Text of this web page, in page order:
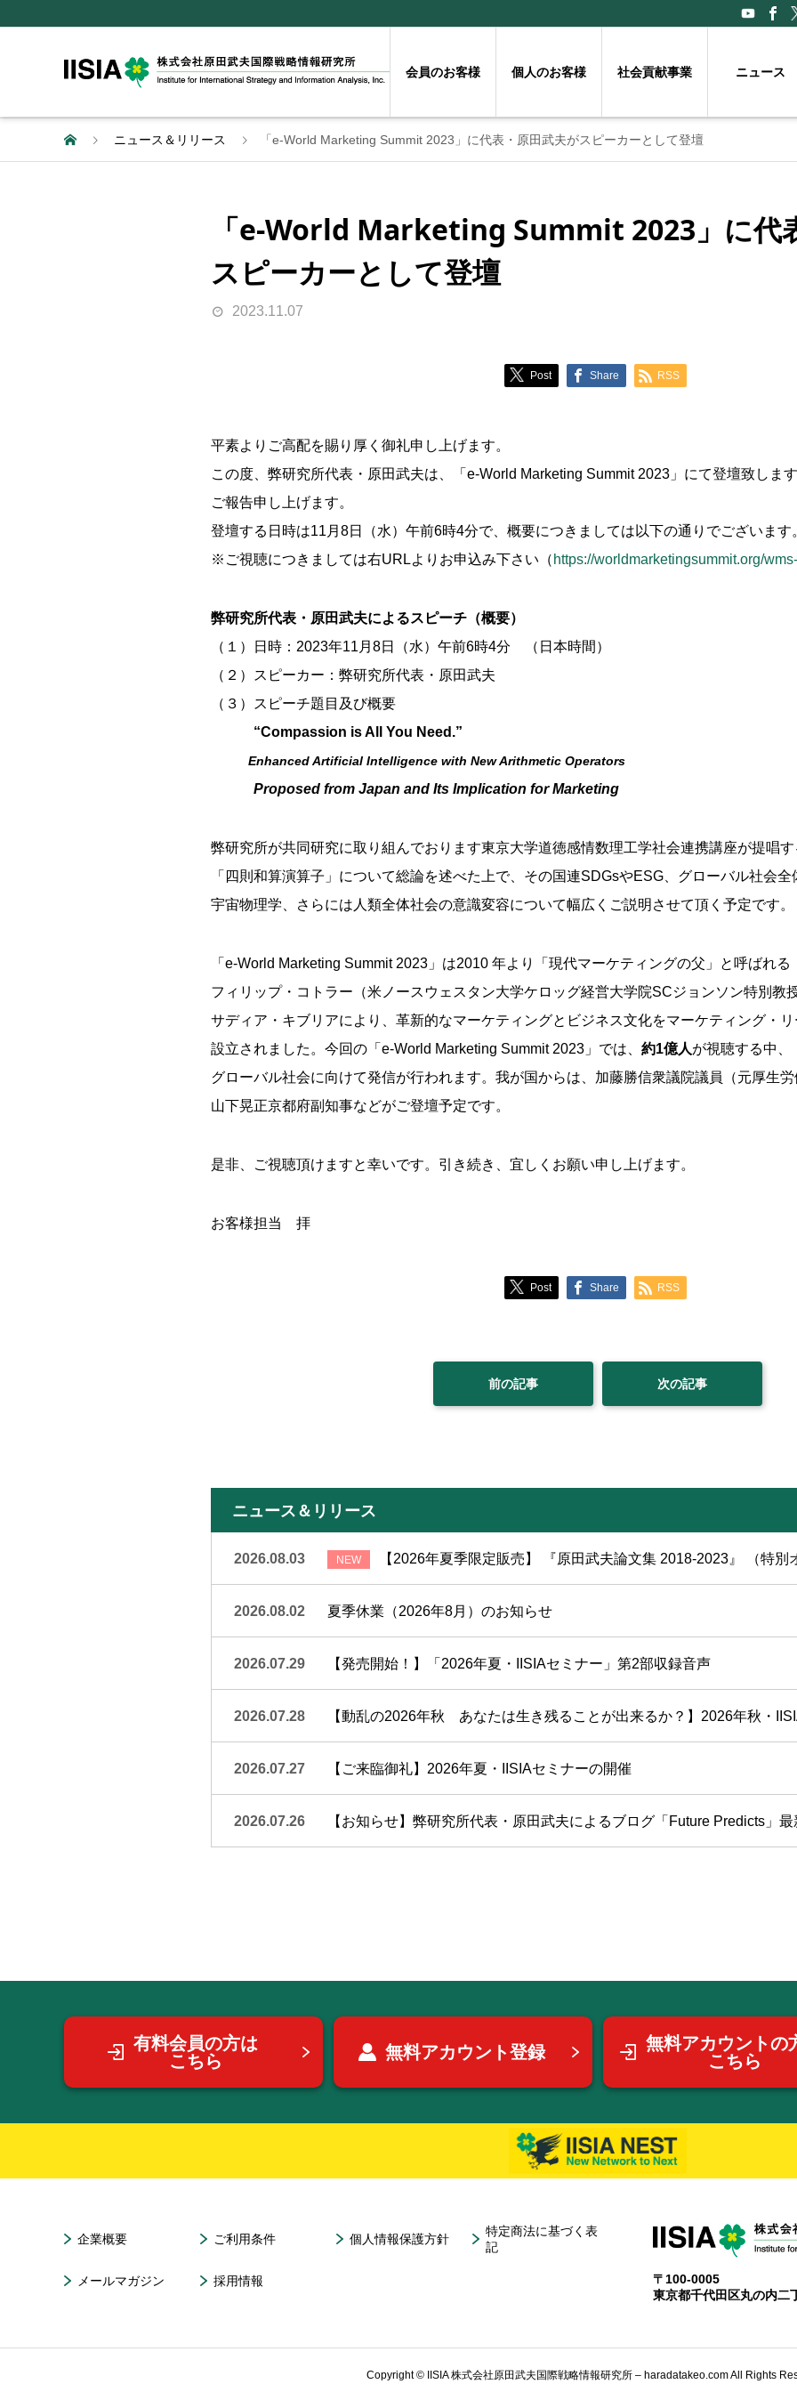
会員のお客様 個人のお客様 社会貢献事業 ニュース
ニュース＆リリース 「e-World Marketing Summit 2023」に代表・原田武夫がスピーカーとして登壇
「e-World Marketing Summit 2023」に代
スピーカーとして登壇
2023.11.07
Post Share RSS
平素よりご高配を賜り厚く御礼申し上げます。
この度、弊研究所代表・原田武夫は、「e-World Marketing Summit 2023」にて登壇致しま
ご報告申し上げます。
登壇する日時は11月8日（水）午前6時4分で、概要につきましては以下の通りでございます
※ご視聴につきましては右URLよりお申込み下さい（ https://worldmarketingsummit.org/
弊研究所代表・原田武夫によるスピーチ（概要）
（１）日時：2023年11月8日（水）午前6時4分 （日本時間）
（２）スピーカー：弊研究所代表・原田武夫
（３）スピーチ題目及び概要
“Compassion is All You Need.”
Enhanced Artificial Intelligence with New Arithmetic Operators
Proposed from Japan and Its Implication for Marketing
弊研究所が共同研究に取り組んでおります東京大学道徳感情数理工学社会連携講座が提唱す
「四則和算演算子」について総論を述べた上で、その国連SDGsやESG、グローバル社会全
宇宙物理学、さらには人類全体社会の意識変容について幅広くご説明させて頂く予定です。
「e-World Marketing Summit 2023」は2010 年より「現代マーケティングの父」と呼ばれる
フィリップ・コトラー（米ノースウェスタン大学ケロッグ経営大学院SCジョンソン特別教
サディア・キブリアにより、革新的なマーケティングとビジネス文化をマーケティング・
設立されました。今回の「e-World Marketing Summit 2023」では、 約1億人が視聴する中、
グローバル社会に向けて発信が行われます。我が国からは、加藤勝信衆議院議員（元厚生労
山下晃正京都府副知事などがご登壇予定です。
是非、ご視聴頂けますと幸いです。引き続き、宜しくお願い申し上げます。
お客様担当 拝
Post Share RSS
前の記事 次の記事
ニュース＆リリース
2026.08.03 【2026年夏季限定販売】 『原田武夫論文集 2018-2023』 （特別
2026.08.02 夏季休業（2026年8月）のお知らせ
2026.07.29 【発売開始！】「2026年夏・IISIAセミナー」第2部収録音声
2026.07.28 【動乱の2026年秋 あなたは生き残ることが出来るか？】2026年秋・
2026.07.27 【ご来臨御礼】2026年夏・IISIAセミナーの開催
2026.07.26 【お知らせ】弊研究所代表・原田武夫によるブログ「Future Predicts」最
有料会員の方は
こちら
無料アカウント登録
無料アカウントの
こちら
企業概要 ご利用条件 個人情報保護方針
特定商法に基づく表
記
メールマガジン 採用情報
〒100-0005
東京都千代田区丸の内二
Copyright © IISIA 株式会社原田武夫国際戦略情報研究所 – haradatakeo.com All Rights